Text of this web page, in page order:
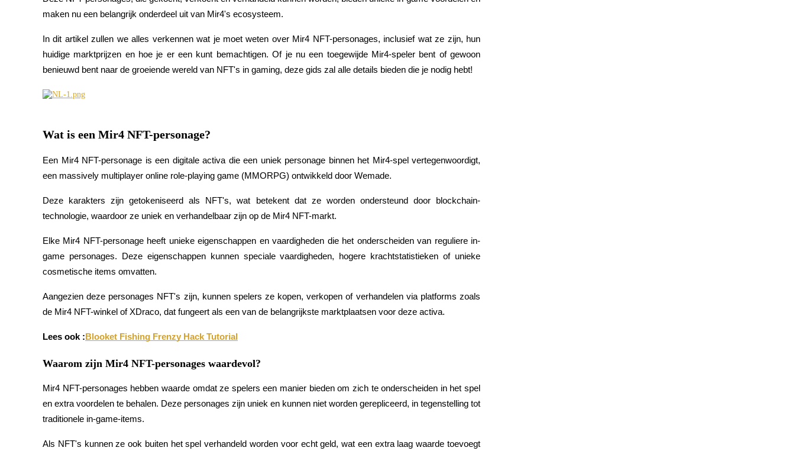
COIN-M-futures
Cryptocurrency-futures
Derivaten voor aandelen, forex, edelmetalen en grondstoffen
USDC-futures
Futures met USDC als onderpand
Kopiëren Handel
Sluit je aan bij top traders
maken nu een belangrijk onderdeel uit van Mir4's ecosysteem.
In dit artikel zullen we alles verkennen wat je moet weten over Mir4 NFT-personages, inclusief wat ze zijn, hun
huidige marktprijzen en hoe je er een kunt bemachtigen. Of je nu een toegewijde Mir4-speler bent of gewoon
benieuwd bent naar de groeiende wereld van NFT's in gaming, deze gids zal alle details bieden die je nodig hebt!
Wat is een Mir4 NFT-personage?
Een Mir4 NFT-personage is een digitale activa die een uniek personage binnen het Mir4-spel vertegenwoordigt,
een massively multiplayer online role-playing game (MMORPG) ontwikkeld door Wemade.
Deze karakters zijn getokeniseerd als NFT's, wat betekent dat ze worden ondersteund door blockchain-
technologie, waardoor ze uniek en verhandelbaar zijn op de Mir4 NFT-markt.
Elke Mir4 NFT-personage heeft unieke eigenschappen en vaardigheden die het onderscheiden van reguliere in-
game personages. Deze eigenschappen kunnen speciale vaardigheden, hogere krachtstatistieken of unieke
cosmetische items omvatten.
Aangezien deze personages NFT's zijn, kunnen spelers ze kopen, verkopen of verhandelen via platforms zoals
de Mir4 NFT-winkel of XDraco, dat fungeert als een van de belangrijkste marktplaatsen voor deze activa.
Lees ook : Blooket Fishing Frenzy Hack Tutorial
Waarom zijn Mir4 NFT-personages waardevol?
Mir4 NFT-personages hebben waarde omdat ze spelers een manier bieden om zich te onderscheiden in het spel
en extra voordelen te behalen. Deze personages zijn uniek en kunnen niet worden gerepliceerd, in tegenstelling tot
traditionele in-game-items.
Als NFT's kunnen ze ook buiten het spel verhandeld worden voor echt geld, wat een extra laag waarde toevoegt